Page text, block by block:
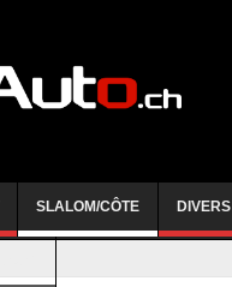
SLALOM/CÔTE DIVERS